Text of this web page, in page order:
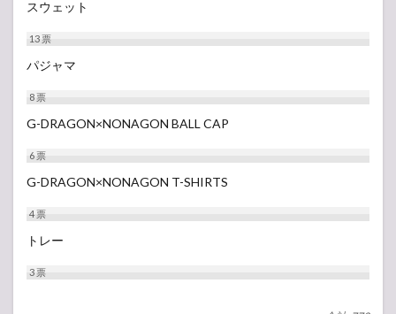
スウェット
13票
パジャマ
8票
G-DRAGON×NONAGON BALL CAP
6票
G-DRAGON×NONAGON T-SHIRTS
4票
トレー
3票